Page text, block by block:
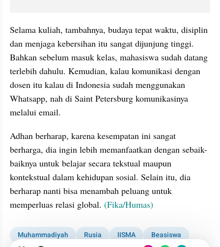
Selama kuliah, tambahnya, budaya tepat waktu, disiplin
dan menjaga kebersihan itu sangat dijunjung tinggi.
Bahkan sebelum masuk kelas, mahasiswa sudah datang
terlebih dahulu. Kemudian, kalau komunikasi dengan
dosen itu kalau di Indonesia sudah menggunakan
Whatsapp, nah di Saint Petersburg komunikasinya
melalui email.
Adhan berharap, karena kesempatan ini sangat
berharga, dia ingin lebih memanfaatkan dengan sebaik-
baiknya untuk belajar secara tekstual maupun
kontekstual dalam kehidupan sosial. Selain itu, dia
berharap nanti bisa menambah peluang untuk
memperluas relasi global. (Fika/Humas)
Muhammadiyah Rusia IISMA
Beasiswa